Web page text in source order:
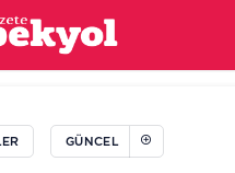
GÜNCEL
mahalleyi tedirgin